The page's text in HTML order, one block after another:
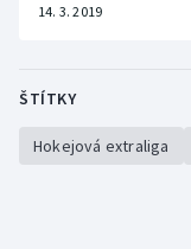
14. 3. 2019
ŠTÍTKY
Hokejová extraliga